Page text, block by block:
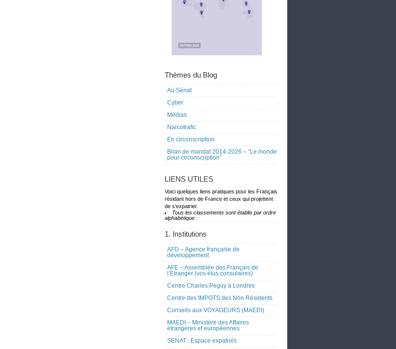
Thèmes du Blog
Au Sénat
Cyber
Médias
Narcotrafic
En circonscription
Bilan de mandat 2014-2026 – “Le monde
pour circonscription”
LIENS UTILES
Voici quelques liens pratiques pour les Français
résidant hors de France et ceux qui projettent
de s'expatrier.
Tous les classements sont établis par ordre
alphabétique :
1. Institutions
AFD – Agence française de
développement
AFE – Assemblée des Français de
l’Etranger (vos élus consulaires)
Centre Charles Peguy à Londres
Centre des IMPOTS des Non Résidents
Conseils aux VOYAGEURS (MAEDI)
MAEDI – Ministère des Affaires
étrangères et européennes
SENAT : Espace expatriés